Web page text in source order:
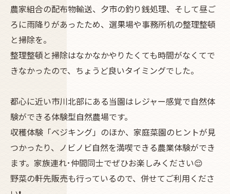
農家組合の配布物輸送、夕市の釣り銭処理、そして昼ご
ろに雨降りがあったため、選果場や事務所机の整理整頓
と掃除を。
整理整頓と掃除はなかなかやりたくても時間がなくてで
きなかったので、ちょうど良いタイミングでした。
都心に近い市川北部にある当園はレジャー感覚で自然体
験ができる体験型自然農場です。
収穫体験「ベジキング」のほか、家庭菜園のヒントが見
つかったり、ノビノビ自然を満喫できる農業体験ができ
ます。家族連れ･仲間同士でぜひお楽しみください😌
野菜の軒先販売も行っているので、併せてご利用くださ